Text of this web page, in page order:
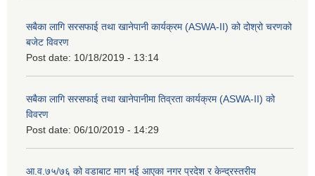
सबैका लागि सरसफाई तथा खानेपानी कार्यक्रम (ASWA-II) को दोश्रो चरणको
बजेट विवरण
Post date: 10/18/2019 - 13:14
सबैका लागि सरसफाई तथा खानेपानीमा तिव्रता कार्यक्रम (ASWA-II) को
विवरण
Post date: 06/10/2019 - 14:29
आ.व.७५/७६ को वडाबाट माग भई आएका नगर प्रदेश र केन्द्रस्तरीय